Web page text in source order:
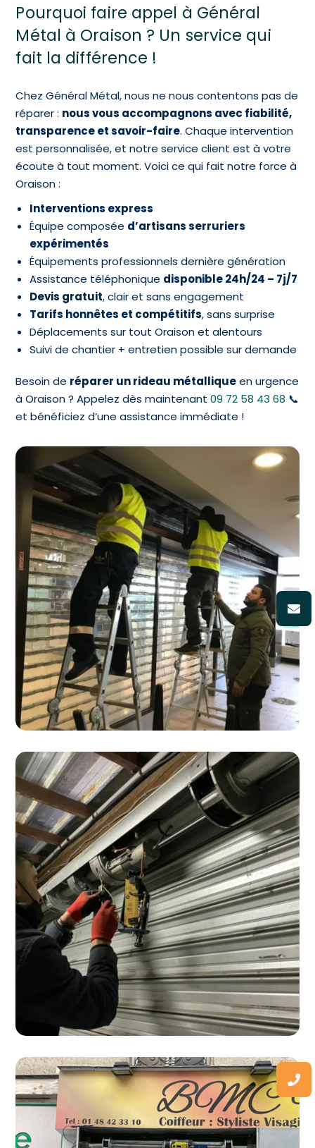
Pourquoi faire appel à Général
Métal à Oraison ? Un service qui
fait la différence !
Chez Général Métal, nous ne nous contentons pas de
réparer : nous vous accompagnons avec fiabilité,
transparence et savoir-faire. Chaque intervention
est personnalisée, et notre service client est à votre
écoute à tout moment. Voici ce qui fait notre force à
Oraison :
Interventions express
Équipe composée d’artisans serruriers
expérimentés
Équipements professionnels dernière génération
Assistance téléphonique disponible 24h/24 – 7j/7
Devis gratuit, clair et sans engagement
Tarifs honnêtes et compétitifs, sans surprise
Déplacements sur tout Oraison et alentours
Suivi de chantier + entretien possible sur demande
Besoin de réparer un rideau métalliqueen urgence
à Oraison ? Appelez dès maintenant09 72 58 43 68 📞
et bénéficiez d’une assistance immédiate !